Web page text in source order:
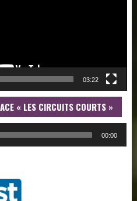
03:22
« LES CIRCUITS COURTS »
00:00